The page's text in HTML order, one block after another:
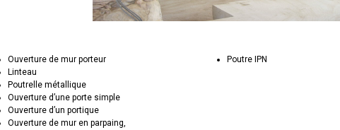
Ouverture de mur porteur
Linteau
Poutrelle métallique
Ouverture d’une porte simple
Ouverture d’un portique
Ouverture de mur en parpaing,
Poutre IPN